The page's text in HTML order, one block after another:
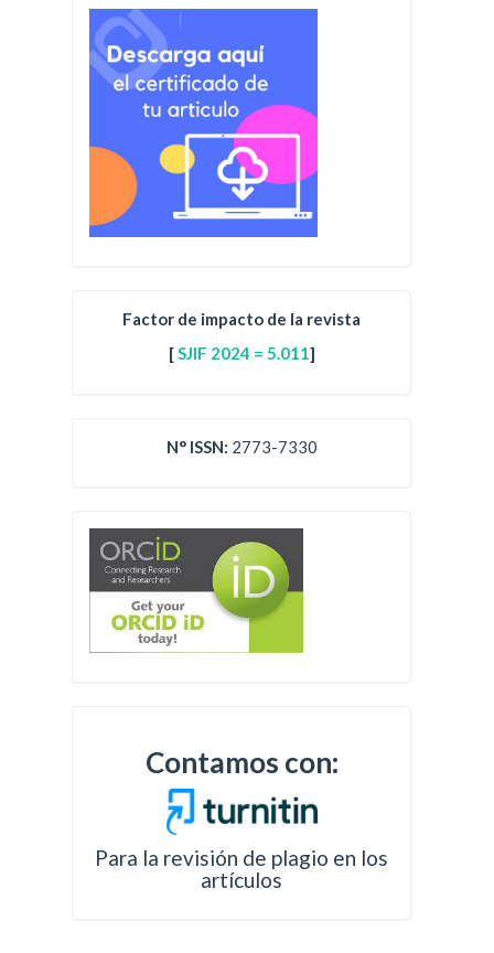
Factor de impacto de la revista
[SJIF 2024 = 5.011]
N° ISSN: 2773-7330
Contamos con:
Para la revisión de plagio en los
artículos